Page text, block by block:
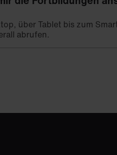
über Tablet bis zum
abrufen.